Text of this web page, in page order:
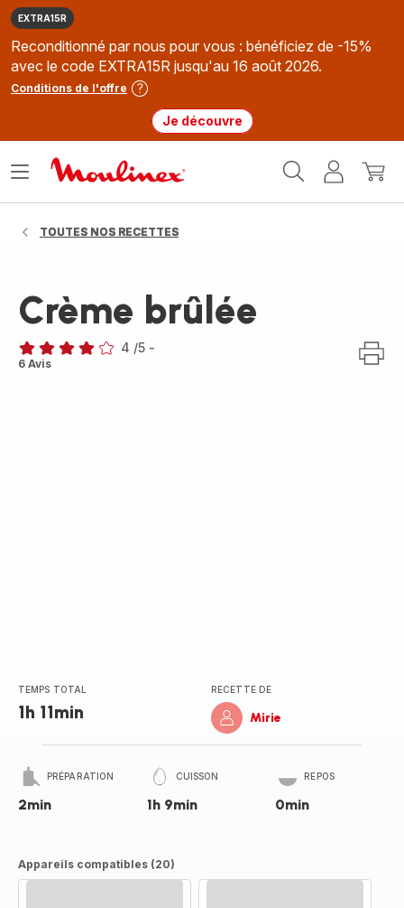
EXTRA15R
Reconditionné par nous pour vous : bénéficiez de -15%
avec le code EXTRA15R jusqu'au 16 août 2026.
Conditions de l'offre
Je découvre
MonMon
Ouvrir
TOUTES NOS RECETTES
Crème brûlée
Avis
4 /5 -
6 Avis
TEMPS TOTAL
1h 11min
RECETTE DE
Mirie
PRÉPARATION
2min
CUISSON
1h 9min
REPOS
0min
Appareils compatibles (20)